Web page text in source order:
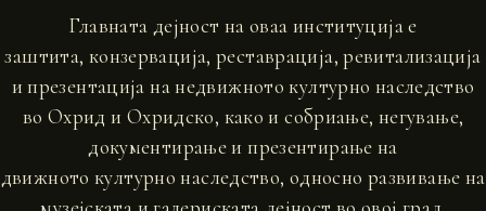
Главната дејност на оваа институција е
заштита, конзервација, реставрација, ревитализација
и презентација на недвижното културно наследство
во Охрид и Охридско, како и собриање, негување,
документирање и презентирање на
движното културно наследство, односно развивање на